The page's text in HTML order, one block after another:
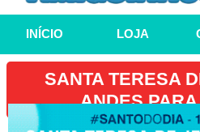
INÍCIO LOJA
SANTA TERESA
ANDES